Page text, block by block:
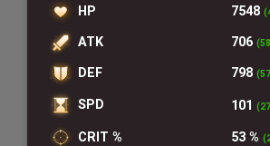
HP 7548
ATK 706
DEF 798
SPD 101
CRIT % 53 %